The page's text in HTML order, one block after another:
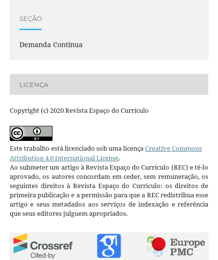
SEÇÃO
Demanda Contínua
LICENÇA
Copyright (c) 2020 Revista Espaço do Currículo
Este trabalho está licenciado sob uma licençaCreative Commons
Attribution 4.0 International License.
Ao submeter um artigo à Revista Espaço do Currículo (REC) e tê-lo
aprovado, os autores concordam em ceder, sem remuneração, os
seguintes direitos à Revista Espaço do Currículo: os direitos de
primeira publicação e a permissão para que a REC redistribua esse
artigo e seus metadados aos serviços de indexação e referência
que seus editores julguem apropriados.